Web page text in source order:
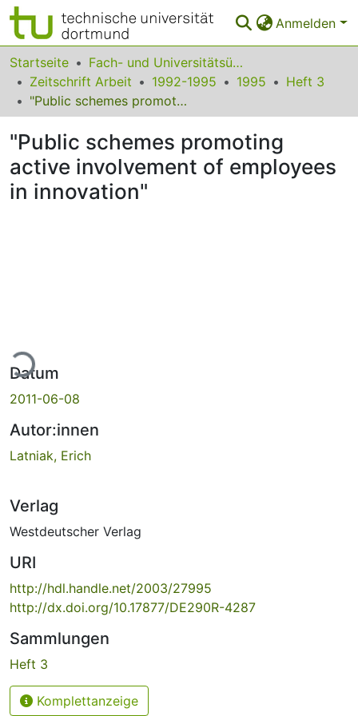
Anmelden
Bereiche & Sammlungen
Das gesamte Repositorium
FAQ
Leitlinien
Startseite
Fach- und Universitätsübergreifendes
Zeitschrift Arbeit
1992-1995 1995
Heft 3
"Public schemes promoting active involvement of employees in innovation"
"Public schemes promoting
active involvement of employees
in innovation"
Datum
2011-06-08
Autor:innen
Latniak, Erich
Verlag
Westdeutscher Verlag
URI
http://hdl.handle.net/2003/27995
http://dx.doi.org/10.17877/DE290R-4287
Sammlungen
Heft 3
Komplettanzeige